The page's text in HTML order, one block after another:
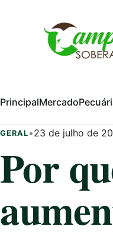
PrincipalMercado
GERAL •23 de julho de
Por